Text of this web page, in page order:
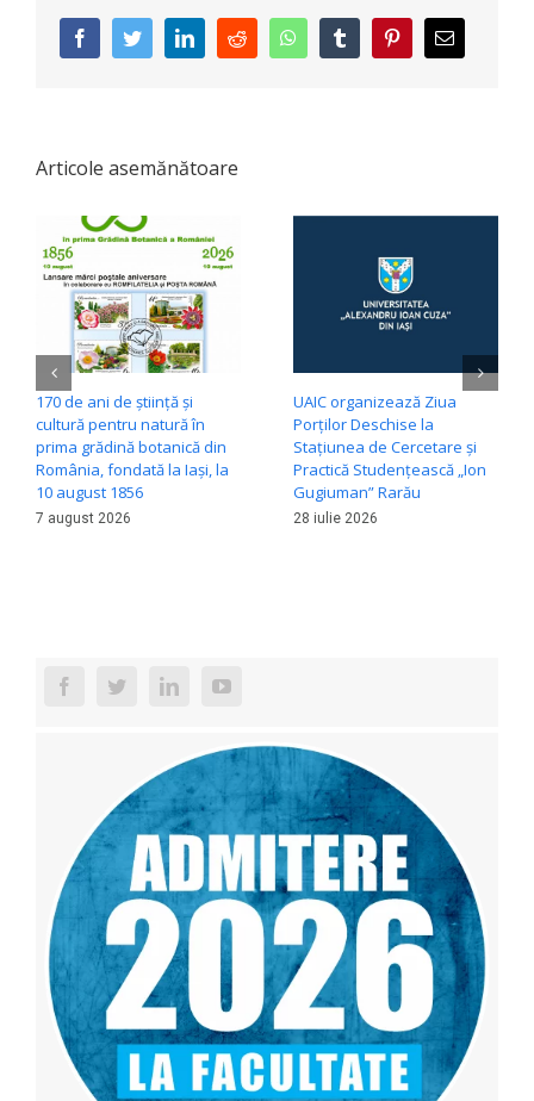
facebooktwitter linkedinreddit whatsapptumblr pinterestE-
mail:
Articole asemănătoare
170 de ani de știință și
cultură pentru natură în
prima grădină botanică din
România, fondată la Iași, la
10 august 1856
7 august 2026
UAIC organizează Ziua
Porților Deschise la
Stațiunea de Cercetare și
Practică Studențească „Ion
Gugiuman” Rarău
28 iulie 2026